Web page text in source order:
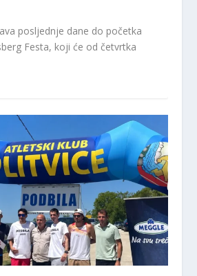
posljednje dane do početka
Festa, koji će od četvrtka